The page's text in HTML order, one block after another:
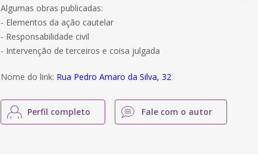
Algumas obras publicadas:
- Elementos da ação cautelar
- Responsabilidade civil
- Intervenção de terceiros e coisa julgada
Nome do link: Rua Pedro Amaro da Silva, 32
Perfil completo Fale com o autor